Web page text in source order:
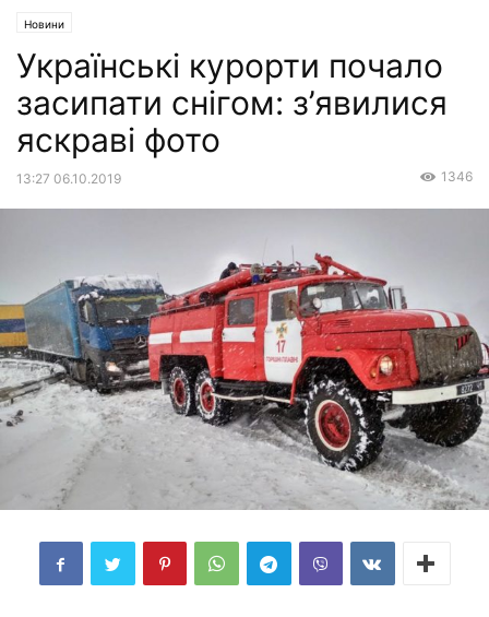
Новини
Українські курорти почало
засипати снігом: з’явилися
яскраві фото
13:27 06.10.2019 1346